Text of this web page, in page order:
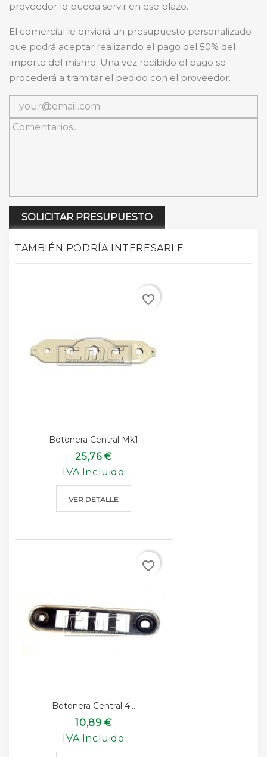
proveedor lo pueda servir en ese plazo.
El comercial le enviará un presupuesto personalizado
que podrá aceptar realizando el pago del 50% del
importe del mismo. Una vez recibido el pago se
procederá a tramitar el pedido con el proveedor.
SOLICITAR PRESUPUESTO
TAMBIÉN PODRÍA INTERESARLE
Botonera Central Mk1
25,76 €
IVA Incluido
VER DETALLE
favorite_border
Botonera Central 4...
10,89 €
IVA Incluido
favorite_border